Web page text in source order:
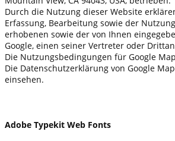
Durch die Nutzung dieser Website
Erfassung, Bearbeitung sowie der
erhobenen sowie der von Ihnen
Google, einen seiner Vertreter oder
Die Nutzungsbedingungen für Google
Die Datenschutzerklärung von Google
einsehen.
Adobe Typekit Web Fonts